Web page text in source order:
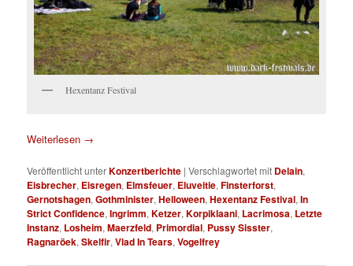
Hexentanz Festival
Weiterlesen →
Veröffentlicht unterKonzertberichte |Verschlagwortet mit Delain,
Eisbrecher, Eisregen, Elmsfeuer, Eluveitie,Finsterforst,
Gernotshagen,Gothminister,Helloween,Hexentanz Festival,In
Strict Confidence,Ingrimm,Ketzer,Korpiklaani, Lacrimosa, Letzte
Instanz, Losheim,Maerzfeld, Primordial, Pussy Sisster,
Ragnaröek,Skelfir,Vlad In Tears,Vogelfrey